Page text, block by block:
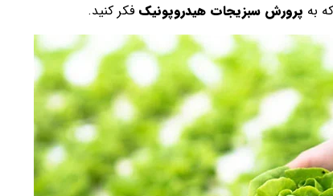
به پرورش سبزیجات هیدروپونیک فکر کنید.